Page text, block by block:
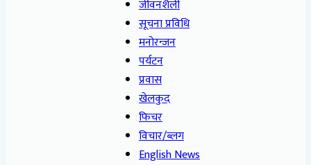
जीवनशैली
सूचना प्रविधि
मनोरन्जन
पर्यटन
प्रवास
खेलकुद
फिचर
विचार/ब्लग
English News